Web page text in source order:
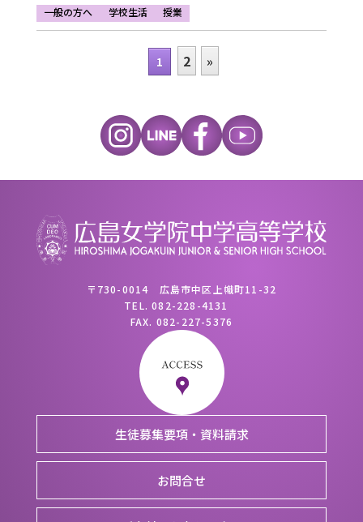
一般の方へ 学校生活 授業
1 2 »
〒730-0014 広島市中区上幟町11-32
TEL.082-228-4131
FAX. 082-227-5376
生徒募集要項・資料請求
お問合せ